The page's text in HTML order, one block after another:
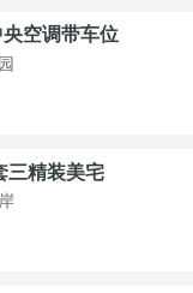
空调带车位
三精装美宅